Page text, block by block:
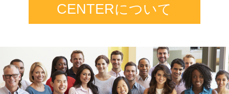
CENTERについて